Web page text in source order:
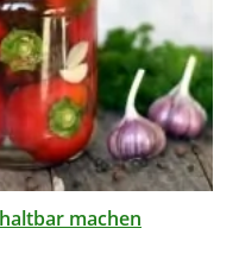
machen